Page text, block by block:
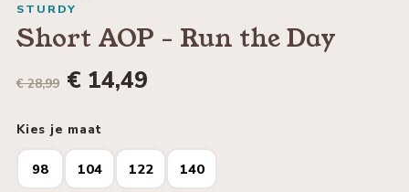
STURDY
Short AOP - Run the Day
€ 28,99 € 14,49
Kies je maat
98 104 122 140